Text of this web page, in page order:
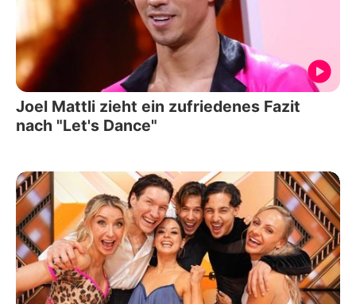
Joel Mattli zieht ein zufriedenes Fazit
nach "Let's Dance"